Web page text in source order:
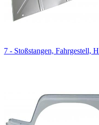
7 - Stoßstangen, Fahrgestell,